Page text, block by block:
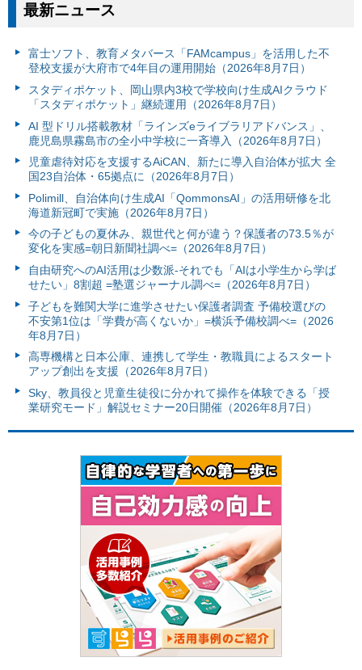
最新ニュース
富⼠ソフト、教育メタバース「FAMcampus」を活用した不
登校支援が大府市で4年目の運用開始（2026年8月7日）
スタディポケット、岡山県内3校で学校向け生成AIクラウド
「スタディポケット」継続運用（2026年8月7日）
AI 型ドリル搭載教材「ラインズeライブラリアドバンス」、
鹿児島県霧島市の全小中学校に一斉導入（2026年8月7日）
児童虐待対応を支援するAiCAN、新たに導入自治体が拡大 全
国23自治体・65拠点に（2026年8月7日）
Polimill、自治体向け生成AI「QommonsAI」の活用研修を北
海道新冠町で実施（2026年8月7日）
今の子どもの夏休み、親世代と何が違う？保護者の73.5％が
変化を実感=朝日新聞社調べ=（2026年8月7日）
自由研究へのAI活用は少数派-それでも「AIは小学生から学ば
せたい」8割超 =塾選ジャーナル調べ=（2026年8月7日）
子どもを難関大学に進学させたい保護者調査 予備校選びの
不安第1位は「学費が高くないか」=横浜予備校調べ=（2026
年8月7日）
高専機構と日本公庫、連携して学生・教職員によるスタート
アップ創出を支援（2026年8月7日）
Sky、教員役と児童生徒役に分かれて操作を体験できる「授
業研究モード」解説セミナー20日開催（2026年8月7日）